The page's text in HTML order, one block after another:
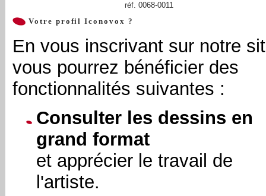
réf. 0068-0011
Votre profil Iconovox ?
En vous inscrivant sur notre
vous pourrez bénéficier des
fonctionnalités suivantes :
Consulter les dessins en
grand format
et apprécier le travail de
l'artiste.